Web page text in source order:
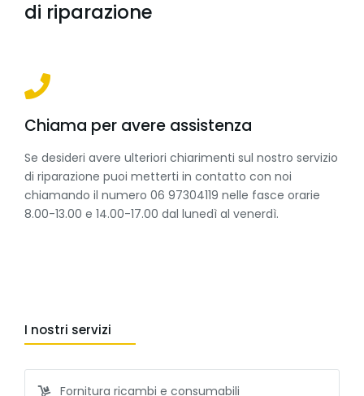
di riparazione
Chiama per avere assistenza
Se desideri avere ulteriori chiarimenti sul nostro servizio
di riparazione puoi metterti in contatto con noi
chiamando il numero 06 97304119 nelle fasce orarie
8.00-13.00 e 14.00-17.00 dal lunedì al venerdì.
I nostri servizi
Fornitura ricambi e consumabili